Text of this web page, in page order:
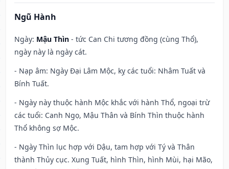
Ngũ Hành
Ngày: Mậu Thìn - tức Can Chi tương đồng (cùng Thổ),
ngày này là ngày cát.
- Nạp âm: Ngày Đại Lâm Mộc, kỵ các tuổi: Nhâm Tuất và
Bính Tuất.
- Ngày này thuộc hành Mộc khắc với hành Thổ, ngoại trừ
các tuổi: Canh Ngọ, Mậu Thân và Bính Thìn thuộc hành
Thổ không sợ Mộc.
- Ngày Thìn lục hợp với Dậu, tam hợp với Tý và Thân
thành Thủy cục. Xung Tuất, hình Thìn, hình Mùi, hại Mão,